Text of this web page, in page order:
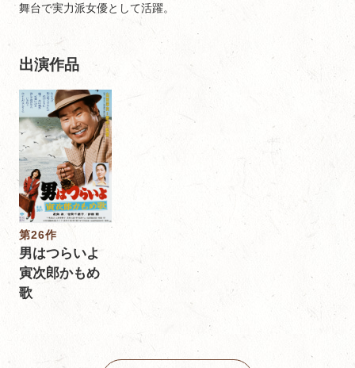
舞台で実力派女優として活躍。
出演作品
第26作
男はつらいよ
寅次郎かもめ
歌